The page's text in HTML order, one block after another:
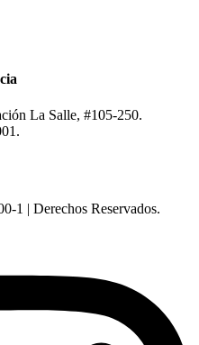
La Salle, #105-250.
1 | Derechos Reservados.